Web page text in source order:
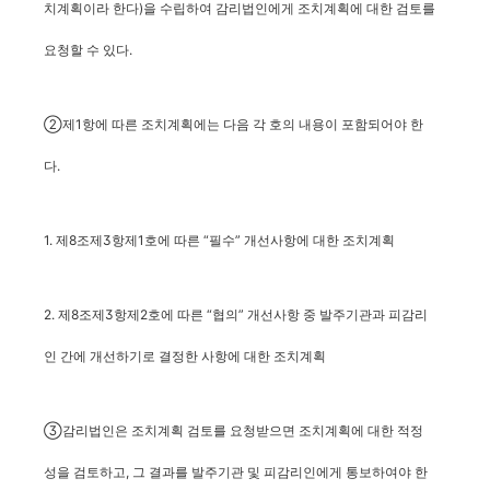
치계획이라 한다)을 수립하여 감리법인에게 조치계획에 대한 검토를
요청할 수 있다.
②제1항에 따른 조치계획에는 다음 각 호의 내용이 포함되어야 한
다.
1. 제8조제3항제1호에 따른 “필수” 개선사항에 대한 조치계획
2. 제8조제3항제2호에 따른 “협의” 개선사항 중 발주기관과 피감리
인 간에 개선하기로 결정한 사항에 대한 조치계획
③감리법인은 조치계획 검토를 요청받으면 조치계획에 대한 적정
성을 검토하고, 그 결과를 발주기관 및 피감리인에게 통보하여야 한